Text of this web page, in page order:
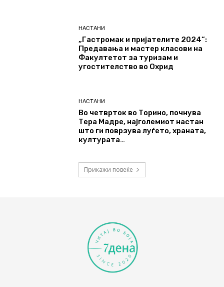
НАСТАНИ
„Гастромак и пријателите 2024“:
Предавања и мастер класови на
Факултетот за туризам и
угостителство во Охрид
НАСТАНИ
Во четврток во Торино, почнува
Тера Мадре, најголемиот настан
што ги поврзува луѓето, храната,
културата…
Прикажи повеќе